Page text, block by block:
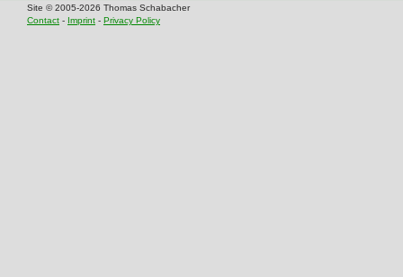
Site © 2005-2026 Thomas Schabacher
Contact - Imprint - Privacy Policy